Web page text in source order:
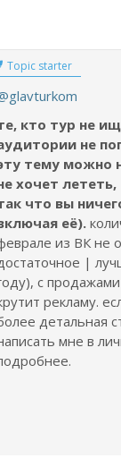
Topic starter
кто тур не
не
тему можно
хочет
что вы
её).
из ВК не
|
с
рекламу.
детальная
мне в